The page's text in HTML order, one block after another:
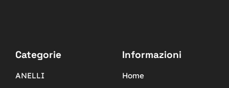
Categorie
ANELLI
Informazioni
Home